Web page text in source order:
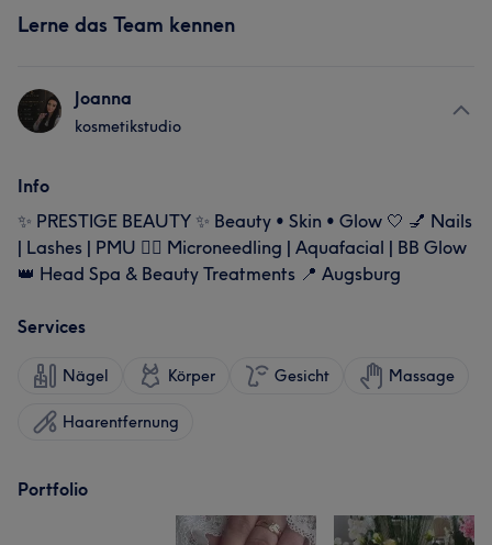
Lerne das Team kennen
Joanna
kosmetikstudio
Info
✨ PRESTIGE BEAUTY ✨ Beauty • Skin • Glow 🤍 💅 Nails
| Lashes | PMU 💆‍♀️ Microneedling | Aquafacial | BB Glow
👑 Head Spa & Beauty Treatments 📍 Augsburg
Services
Nägel Körper Gesicht Massage
Haarentfernung
Portfolio